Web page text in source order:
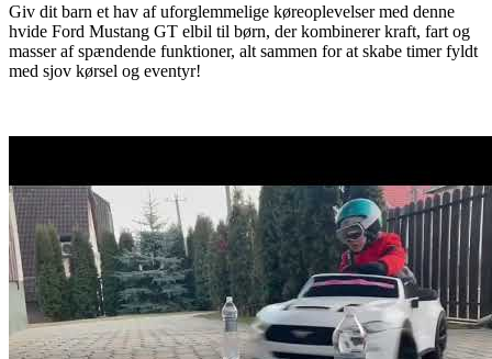
Giv dit barn et hav af uforglemmelige køreoplevelser med denne
hvide Ford Mustang GT elbil til børn, der kombinerer kraft, fart og
masser af spændende funktioner, alt sammen for at skabe timer fyldt
med sjov kørsel og eventyr!